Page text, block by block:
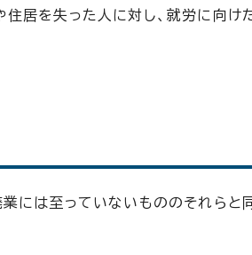
居を失った人に対し、就労に向け
には至っていないもののそれらと